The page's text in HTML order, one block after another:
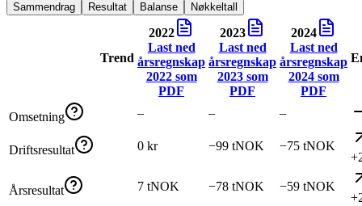
Sammendrag Resultat Balanse Nøkkeltall
Trend
2022
Last ned
årsregnskap
2022som
PDF
2023
Last ned
årsregnskap
2023som
PDF
2024
Last ned
årsregnskap
2024som
PDF
Omsetning – – –
Driftsresultat 0 kr −99 tNOK
−75 tNOK
Årsresultat 7 tNOK −78 tNOK
−59 tNOK